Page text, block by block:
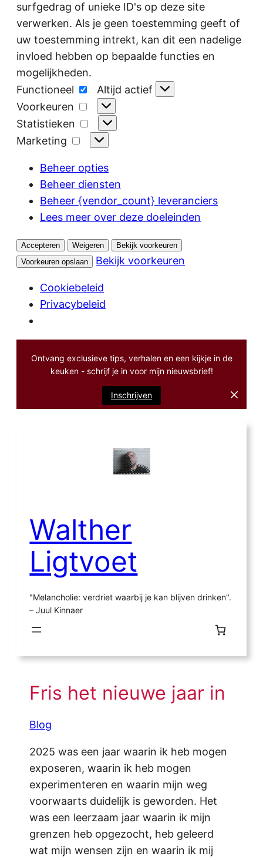
surfgedrag of unieke ID's op deze site
verwerken. Als je geen toestemming geeft of
uw toestemming intrekt, kan dit een nadelige
invloed hebben op bepaalde functies en
mogelijkheden.
Functioneel
Functioneel
Altijd actief
Voorkeuren
Voorkeuren
Statistieken
Statistieken
Marketing
Marketing
Beheer opties
Beheer diensten
Beheer {vendor_count} leveranciers
Lees meer over deze doeleinden
Accepteren Weigeren
Bekijk voorkeuren
Voorkeuren opslaan
Bekijk voorkeuren
Cookiebeleid
Privacybeleid
Ontvang exclusieve tips, verhalen en een kijkje in de
keuken - schrijf je in voor mijn nieuwsbrief!
Inschrijven
Walther
Ligtvoet
"Melancholie: verdriet waarbij je kan blijven drinken".
– Juul Kinnaer
Fris het nieuwe jaar in
Blog
2025 was een jaar waarin ik heb mogen
exposeren, waarin ik heb mogen
experimenteren en waarin mijn weg
voorwaarts duidelijk is geworden. Het
was een leerzaam jaar waarin ik mijn
grenzen heb opgezocht, heb geleerd
wat mijn wensen zijn en waarin ik mij